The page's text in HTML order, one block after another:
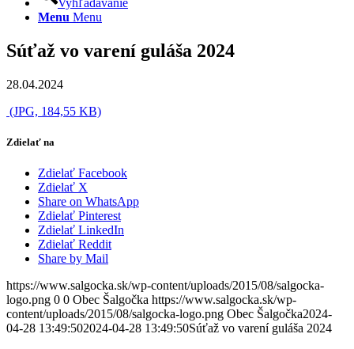
Vyhľadávanie
Menu Menu
Súťaž vo varení guláša 2024
28.04.2024
(JPG, 184,55 KB)
Zdielať na
Zdielať Facebook
Zdielať X
Share on WhatsApp
Zdielať Pinterest
Zdielať LinkedIn
Zdielať Reddit
Share by Mail
https://www.salgocka.sk/wp-content/uploads/2015/08/salgocka-
logo.png 0 0 Obec Šalgočka https://www.salgocka.sk/wp-
content/uploads/2015/08/salgocka-logo.png Obec Šalgočka2024-
04-28 13:49:502024-04-28 13:49:50Súťaž vo varení guláša 2024